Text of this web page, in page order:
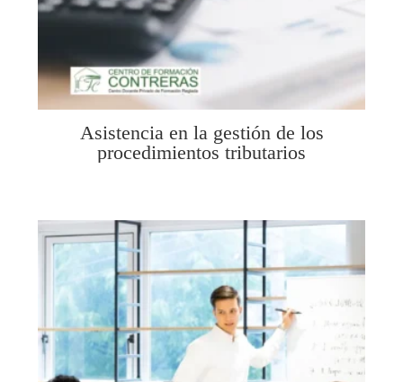
Asistencia en la gestión de los
procedimientos tributarios